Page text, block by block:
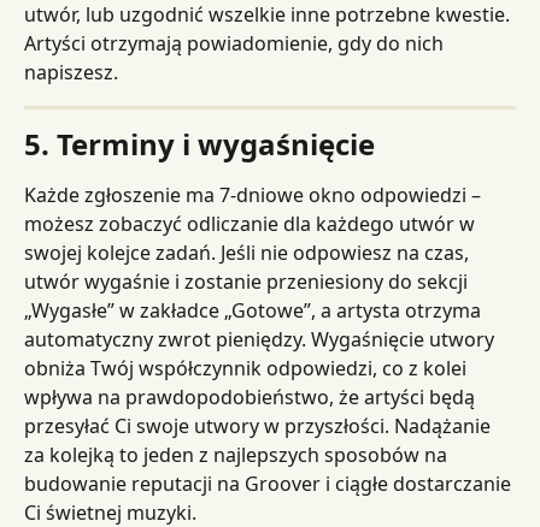
utwór, lub uzgodnić wszelkie inne potrzebne kwestie.
Artyści otrzymają powiadomienie, gdy do nich
napiszesz.
5. Terminy i wygaśnięcie
Każde zgłoszenie ma 7-dniowe okno odpowiedzi –
możesz zobaczyć odliczanie dla każdego utwór w
swojej kolejce zadań. Jeśli nie odpowiesz na czas,
utwór wygaśnie i zostanie przeniesiony do sekcji
„Wygasłe” w zakładce „Gotowe”, a artysta otrzyma
automatyczny zwrot pieniędzy. Wygaśnięcie utwory
obniża Twój współczynnik odpowiedzi, co z kolei
wpływa na prawdopodobieństwo, że artyści będą
przesyłać Ci swoje utwory w przyszłości. Nadążanie
za kolejką to jeden z najlepszych sposobów na
budowanie reputacji na Groover i ciągłe dostarczanie
Ci świetnej muzyki.